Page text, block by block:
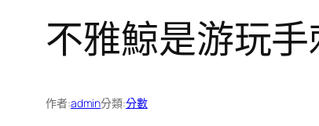
不雅鯨是游玩
作者:admin分類:分數